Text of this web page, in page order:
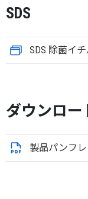
SDS
SDS 除菌イ
ダウンロー
製品パンフ